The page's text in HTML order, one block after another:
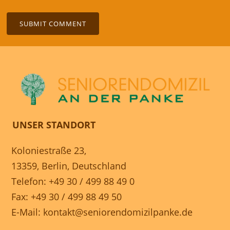
UNSER STANDORT
Koloniestraße 23,
13359, Berlin, Deutschland
Telefon: +49 30 / 499 88 49 0
Fax: +49 30 / 499 88 49 50
E-Mail: kontakt@seniorendomizilpanke.de